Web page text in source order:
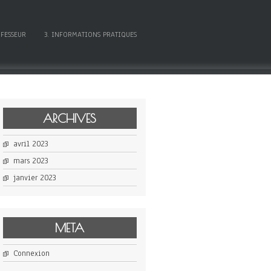
3. INFORMATIONS PRATIQUES
ARCHIVES
avril 2023
mars 2023
janvier 2023
META
Connexion